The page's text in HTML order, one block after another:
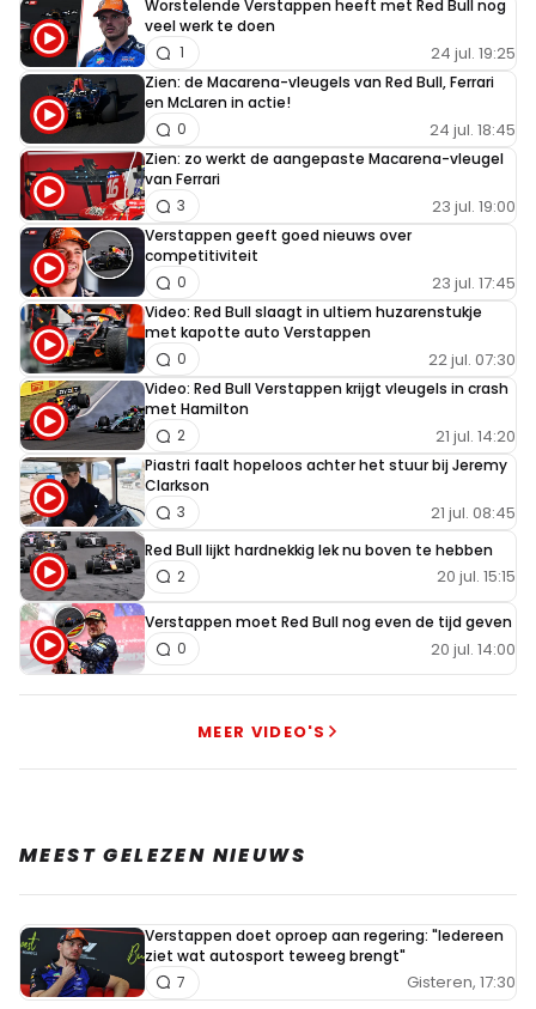
Worstelende Verstappen heeft met Red Bull nog
veel werk te doen
24 jul. 19:25
1
Zien: de Macarena-vleugels van Red Bull, Ferrari
en McLaren in actie!
24 jul. 18:45
0
Zien: zo werkt de aangepaste Macarena-vleugel
van Ferrari
23 jul. 19:00
3
Verstappen geeft goed nieuws over
competitiviteit
23 jul. 17:45
0
Video: Red Bull slaagt in ultiem huzarenstukje
met kapotte auto Verstappen
22 jul. 07:30
0
Video: Red Bull Verstappen krijgt vleugels in crash
met Hamilton
21 jul. 14:20
2
Piastri faalt hopeloos achter het stuur bij Jeremy
Clarkson
21 jul. 08:45
3
Red Bull lijkt hardnekkig lek nu boven te hebben
20 jul. 15:15
2
Verstappen moet Red Bull nog even de tijd geven
20 jul. 14:00
0
MEER VIDEO'S
MEEST GELEZEN NIEUWS
Verstappen doet oproep aan regering: "Iedereen
ziet wat autosport teweeg brengt"
Gisteren, 17:30
7